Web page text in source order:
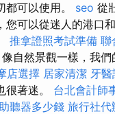
都可以使用。 seo 從
您可以從迷人的港口
推拿證照考試準備 聯
像自然景觀一樣，我
店選擇 居家清潔 牙
很著迷。 台北會計師
聽器多少錢 旅行社代